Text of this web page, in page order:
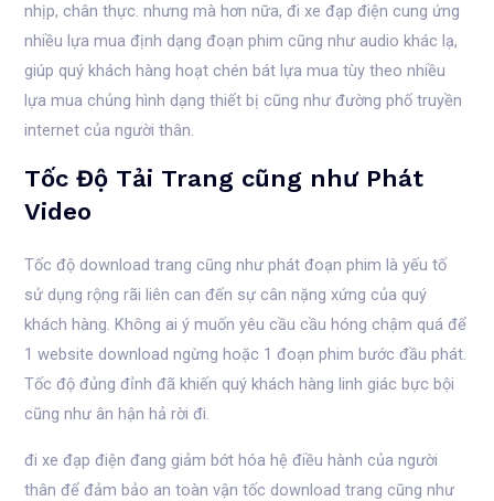
nhịp, chân thực. nhưng mà hơn nữa, đi xe đạp điện cung ứng
nhiều lựa mua định dạng đoạn phim cũng như audio khác lạ,
giúp quý khách hàng hoạt chén bát lựa mua tùy theo nhiều
lựa mua chủng hình dạng thiết bị cũng như đường phố truyền
internet của người thân.
Tốc Độ Tải Trang cũng như Phát
Video
Tốc độ download trang cũng như phát đoạn phim là yếu tố
sử dụng rộng rãi liên can đến sự cân nặng xứng của quý
khách hàng. Không ai ý muốn yêu cầu cầu hóng chậm quá để
1 website download ngừng hoặc 1 đoạn phim bước đầu phát.
Tốc độ đủng đỉnh đã khiến quý khách hàng linh giác bực bội
cũng như ân hận hả rời đi.
đi xe đạp điện đang giảm bớt hóa hệ điều hành của người
thân để đảm bảo an toàn vận tốc download trang cũng như